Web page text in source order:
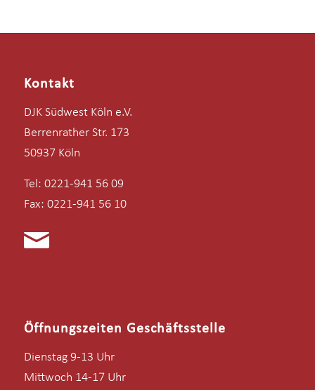
Kontakt
DJK Südwest Köln e.V.
Berrenrather Str. 173
50937 Köln
Tel: 0221-941 56 09
Fax: 0221-941 56 10
Öffnungszeiten Geschäftsstelle
Dienstag 9-13 Uhr
Mittwoch 14-17 Uhr